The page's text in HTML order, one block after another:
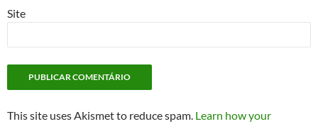
Site
This site uses Akismet to reduce spam. Learn how your